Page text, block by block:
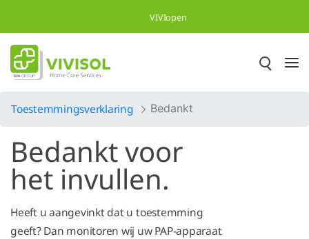
Overslaan en naar hoofdinhoud gaan
VIVIopen
Toestemmingsverklaring Bedankt
Bedankt voor
het invullen.
Heeft u aangevinkt dat u toestemming
geeft? Dan monitoren wij uw PAP-apparaat